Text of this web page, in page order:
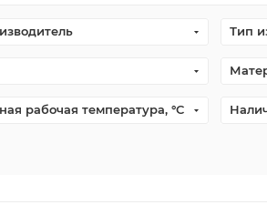
Тип
рабочая температура, °С